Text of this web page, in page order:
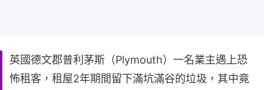
英國德文郡普利茅斯（Plymouth）一名業主遇上恐
怖租客，租屋2年期間留下滿坑滿谷的垃圾，其中竟